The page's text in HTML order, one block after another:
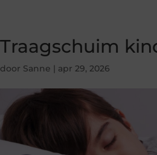
Traagschuim
door Sanne | apr 29, 2026